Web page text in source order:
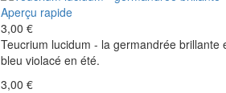
Aperçu rapide
3,00 €
Teucrium lucidum - la germandrée
bleu violacé en été.
3,00 €